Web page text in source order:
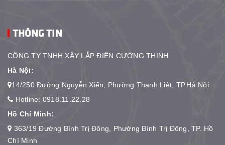
THÔNG TIN
CÔNG TY TNHH XÂY LẮP ĐIỆN CƯỜNG THỊNH
Hà Nội:
14/250 Đường Nguyễn Xiển, Phường Thanh Liệt, TP.Hà Nội
Hotline: 0918.11.22.28
Hồ Chí Minh:
363/19 Đường Bình Trị Đông, Phường Bình Trị Đông, TP. Hồ
Chí Minh